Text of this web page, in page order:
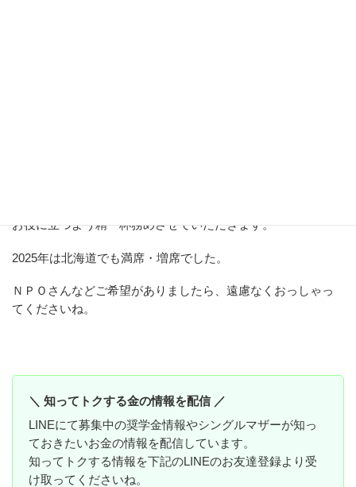
お役に立つよう精一杯務めさせていただきます。
2025年は北海道でも満席・増席でした。
ＮＰＯさんなどご希望がありましたら、遠慮なくおっしゃっ
てくださいね。
＼ 知ってトクする金の情報を配信 ／
LINEにて募集中の奨学金情報やシングルマザーが知っ
ておきたいお金の情報を配信しています。
知ってトクする情報を下記のLINEのお友達登録より受
け取ってくださいね。